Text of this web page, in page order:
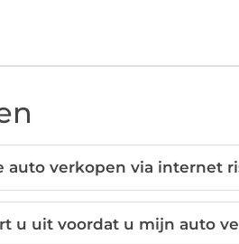
auto verkopen via internet
u uit voordat u mijn auto